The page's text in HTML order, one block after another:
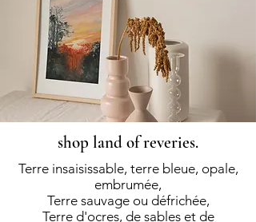
shop land of reveries.
Terre insaisissable, terre bleue, opale,
embrumée,
Terre sauvage ou défrichée,
Terre d'ocres, de sables et de